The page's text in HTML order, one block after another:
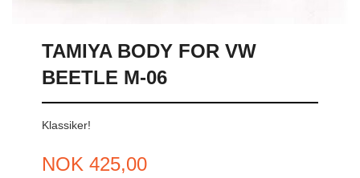
TAMIYA BODY FOR VW
BEETLE M-06
Klassiker!
Pris
NOK 425,00